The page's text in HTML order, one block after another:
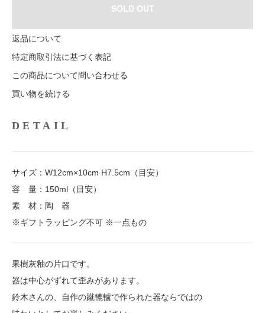
SOLD OUT
返品について
特定商取引法に基づく表記
この商品について問い合わせる
買い物を続ける
DETAIL
サイズ：W12cm×10cm H7.5cm（目安）
容 量：150ml（目安）
素 材：陶 器
※ギフトラッピング不可 ※一点もの
果樹灰釉の片口です。
器は中心がずれて歪みがあります。
鈴木さんの、自作の蹴轆轤で作られた器ならではの